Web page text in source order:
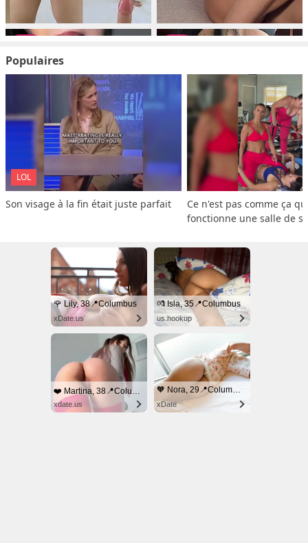
Populaires
LOL
Son visage à la fin était juste parfait
Ce n'est pas comme ça
fonctionne une salle de